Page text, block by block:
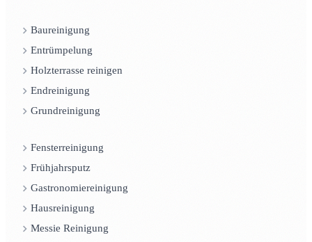
Baureinigung
Entrümpelung
Holzterrasse reinigen
Endreinigung
Grundreinigung
Fensterreinigung
Frühjahrsputz
Gastronomiereinigung
Hausreinigung
Messie Reinigung